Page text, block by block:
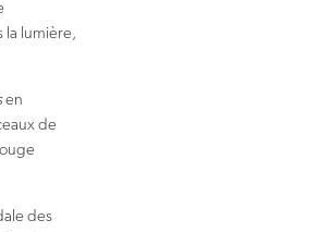
la lumière,
en
de
des